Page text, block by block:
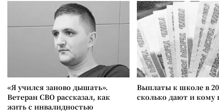
«Я учился заново дышать».
Ветеран СВО рассказал, как
жить с инвалидностью
Выплаты к школе в
сколько дают и